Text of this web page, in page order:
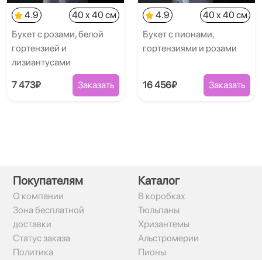
4.9
40 x 40 см
Букет с розами, белой
гортензией и
лизиантусами
7 473₽ Заказать
4.9
40 x 40 см
Букет с пионами,
гортензиями и розами
16 456₽ Заказать
Покупателям
О компании
Зона бесплатной
доставки
Статус заказа
Политика
Каталог
В коробках
Тюльпаны
Хризантемы
Альстромерии
Пионы